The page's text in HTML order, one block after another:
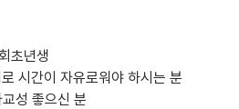
초년생
시간이 자유로워야 하시는 분
성 좋으신 분